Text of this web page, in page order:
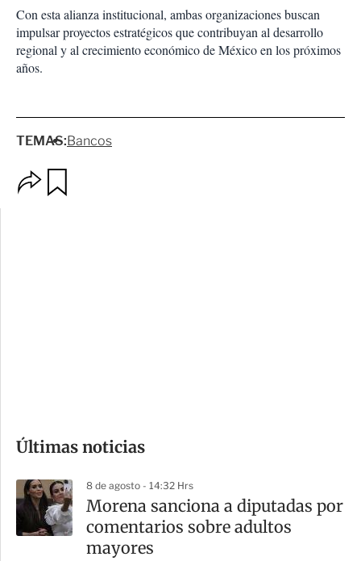
Con esta alianza institucional, ambas organizaciones buscan
impulsar proyectos estratégicos que contribuyan al desarrollo
regional y al crecimiento económico de México en los próximos
años.
TEMAS:Bancos
m
a
r
t
Últimas noticias
8 de agosto - 14:32 Hrs
Morena sanciona a diputadas por
comentarios sobre adultos
mayores